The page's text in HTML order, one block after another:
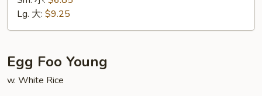
Mein
面
Lg. 大: $9.25
Egg Foo Young
w. White Rice